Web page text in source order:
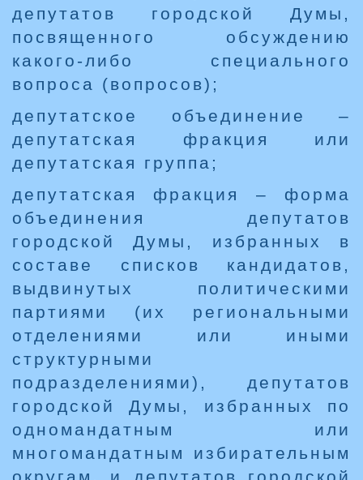
депутатов городской Думы,
посвященного обсуждению
какого-либо специального
вопроса (вопросов);
депутатское объединение –
депутатская фракция или
депутатская группа;
депутатская фракция – форма
объединения депутатов
городской Думы, избранных в
составе списков кандидатов,
выдвинутых политическими
партиями (их региональными
отделениями или иными
структурными
подразделениями), депутатов
городской Думы, избранных по
одномандатным или
многомандатным избирательным